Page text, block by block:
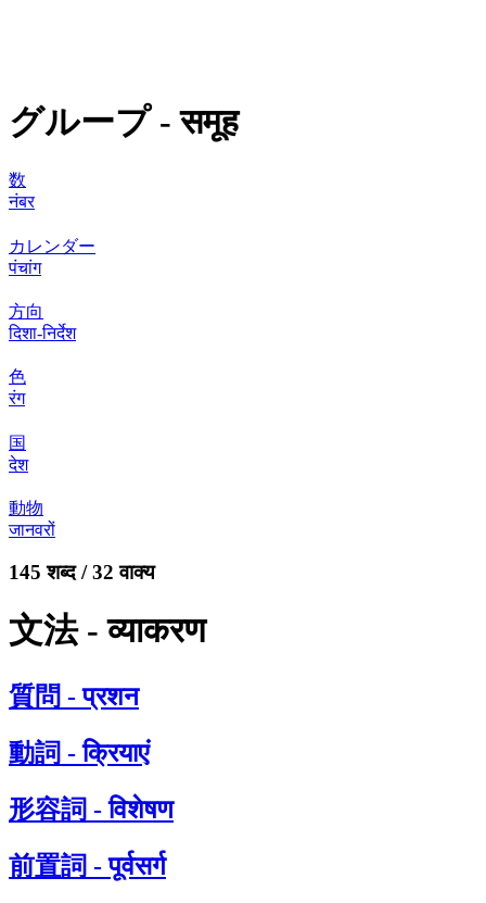
グループ - समूह
数
नंबर
カレンダー
पंचांग
方向
दिशा-निर्देश
色
रंग
国
देश
動物
जानवरों
145 शब्द / 32 वाक्य
文法 - व्याकरण
質問 - प्रशन
動詞 - क्रियाएं
形容詞 - विशेषण
前置詞 - पूर्वसर्ग